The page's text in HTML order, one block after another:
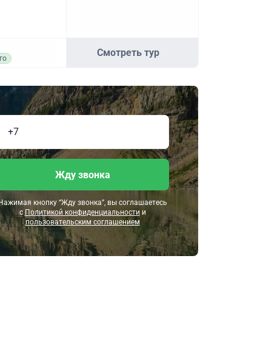
Смотреть тур
Жду звонка
Нажимая кнопку “Жду звонка”, вы соглашаетесь
сПолитикой конфиденциальности и
пользовательским соглашением